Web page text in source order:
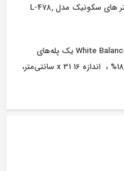
ابزار ایجاد پروفایل دوربین ولنز با فلاش متر های سکونیک مدل L-478,
بعلاوه اندازه‌گیری نور انعکاسی و تنظیم White Balance یک پله‌های
خاکستری استاندارد ، طرف دیگر خاکستری 18% ، اندازه 16 x 31 سانتی‌متر،